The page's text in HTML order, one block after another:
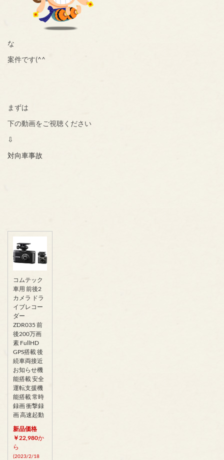
な
案件です(^^
まずは
下の動画をご視聴ください
⇩
対向車事故
コムテック
車用 前後2
カメラ ドラ
イブレコー
ダー
ZDR035 前
後200万画
素 FullHD
GPS搭載 後
続車両接近
お知らせ機
能搭載 安全
運転支援機
能搭載 常時
録画 衝撃録
画 高速起動
新品価格
￥22,980か
ら
(2023/2/18